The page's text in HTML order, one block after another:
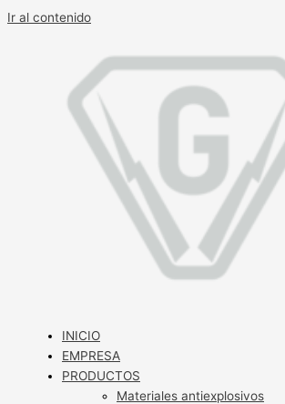
Ir al contenido
INICIO
EMPRESA
PRODUCTOS
Materiales antiexplosivos